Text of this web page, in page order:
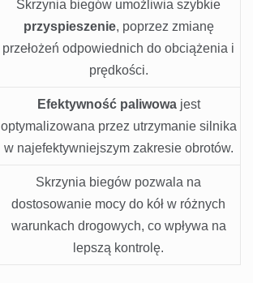
Skrzynia biegów umożliwia szybkie
przyspieszenie, poprzez zmianę
przełożeń odpowiednich do obciążenia i
prędkości.
Efektywność paliwowajest
optymalizowana przez utrzymanie silnika
w najefektywniejszym zakresie obrotów.
Skrzynia biegów pozwala na
dostosowanie mocy do kół w różnych
warunkach drogowych, co wpływa na
lepszą kontrolę.